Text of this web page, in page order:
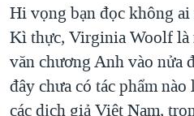
BÊN KIA QUỐC LỘ: TIẾNG
QUAN HỆ VIỆT MỸ
Hi vọng bạn đọc không
Kì thực, Virginia Woolf là
văn chương Anh vào nửa
đây chưa có tác phẩm
các dịch giả Việt Nam,